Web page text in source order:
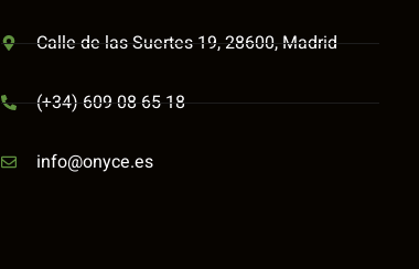
Calle de las Suertes 19, 28600, Madrid
(+34) 609 08 65 18
info@onyce.es